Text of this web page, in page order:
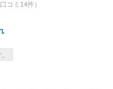
コミ14件）